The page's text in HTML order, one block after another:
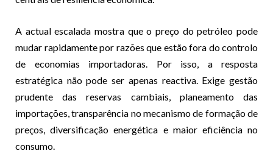
A actual escalada mostra que o preço do petróleo pode
mudar rapidamente por razões que estão fora do controlo
de economias importadoras. Por isso, a resposta
estratégica não pode ser apenas reactiva. Exige gestão
prudente das reservas cambiais, planeamento das
importações, transparência no mecanismo de formação de
preços, diversificação energética e maior eficiência no
consumo.